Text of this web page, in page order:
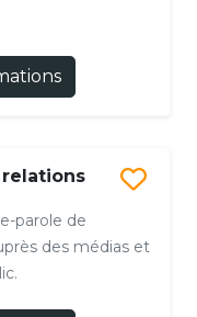
parole de
des médias et